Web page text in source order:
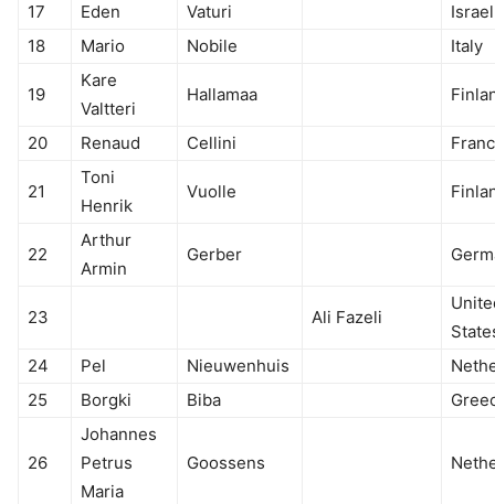
17 Eden Vaturi
Israel
18
Mario Nobile Italy
19
Kare
Valtteri
Hallamaa
20 Renaud Cellini
21
Toni
Henrik
Vuolle
22
Arthur
Armin
Gerber
23 Ali Fazeli
24
Pel Nieuwenhuis
25
Borgki Biba
26
Johannes
Petrus
Maria
Goossens